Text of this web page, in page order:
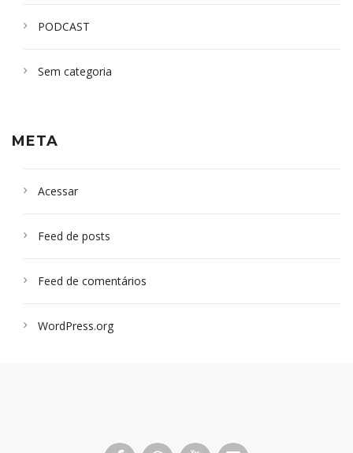
PODCAST
Sem categoria
META
Acessar
Feed de posts
Feed de comentários
WordPress.org